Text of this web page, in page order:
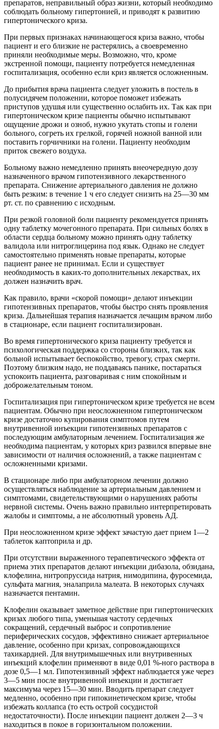
препаратов, неправильный образ жизни, который необходимо
соблюдать больному гипертонией, и приводят к развитию
гипертонического криза.
При первых признаках начинающегося криза важно, чтобы
пациент и его близкие не растерялись, а своевременно
приняли необходимые меры. Возможно, что, кроме
экстренной помощи, пациенту потребуется немедленная
госпитализация, особенно если криз является осложненным.
До прибытия врача пациента следует уложить в постель в
полусидячем положении, которое поможет избежать
приступов удушья или существенно ослабить их. Так как при
гипертоническом кризе пациенты обычно испытывают
ощущение дрожи и озноб, нужно укутать стопы и голени
больного, согреть их грелкой, горячей ножной ванной или
поставить горчичники на голени. Пациенту необходим
приток свежего воздуха.
Больному важно немедленно принять внеочередную дозу
назначенного врачом гипотензивного лекарственного
препарата. Снижение артериального давления не должно
быть резким: в течение 1 ч его следует снизить на 25—30 мм
рт. ст. по сравнению с исходным.
При резкой головной боли пациенту рекомендуется принять
одну таблетку мочегонного препарата. При сильных болях в
области сердца больному можно принять одну таблетку
валидола или нитроглицерина под язык. Однако не следует
самостоятельно применять новые препараты, которые
пациент ранее не принимал. Если и существует
необходимость в каких-то дополнительных лекарствах, их
должен назначить врач.
Как правило, врачи «скорой помощи» делают инъекции
гипотензивных препаратов, чтобы быстро снять проявления
криза. Дальнейшая терапия назначается лечащим врачом либо
в стационаре, если пациент госпитализирован.
Во время гипертонического криза пациенту требуется и
психологическая поддержка со стороны близких, так как
больной испытывает беспокойство, тревогу, страх смерти.
Поэтому близким надо, не поддаваясь панике, постараться
успокоить пациента, разговаривая с ним спокойным и
доброжелательным тоном.
Госпитализация при гипертоническом кризе требуется не всем
пациентам. Обычно при неосложненном гипертоническом
кризе достаточно купирования симптомов путем
внутривенной инъекции гипотензивных препаратов с
последующим амбулаторным лечением. Госпитализация же
необходима пациентам, у которых криз развился впервые вне
зависимости от наличия осложнений, а также пациентам с
осложненными кризами.
В стационаре либо при амбулаторном лечении должно
осуществляться наблюдение за артериальным давлением и
симптомами, свидетельствующими о нарушениях работы
нервной системы. Очень важно правильно интерпретировать
жалобы и симптомы, а не абсолютный уровень АД.
При неосложненном кризе эффект зачастую дает прием 1—2
таблеток каптоприла и др.
При отсутствии выраженного терапевтического эффекта от
приема этих препаратов делают инъекции дибазола, обзидана,
клофелина, нитропруссида натрия, нимодипина, фуросемида,
сульфата магния, эналаприла малеата. В некоторых случаях
назначается пентамин.
Клофелин оказывает заметное действие при гипертонических
кризах любого типа, уменьшая частоту сердечных
сокращений, сердечный выброс и сопротивление
периферических сосудов, эффективно снижает артериальное
давление, особенно при кризах, сопровождающихся
тахикардией. Для внутримышечных или внутривенных
инъекций клофелин применяют в виде 0,01 %-ного раствора в
дозе 0,5—1 мл. Гипотензивный эффект наблюдается уже через
3—5 мин после внутривенной инъекции и достигает
максимума через 15—30 мин. Вводить препарат следует
медленно, особенно при гипокинетическом кризе, чтобы
избежать коллапса (то есть острой сосудистой
недостаточности). После инъекции пациент должен 2—3 ч
находиться в покое в горизонтальном положении.